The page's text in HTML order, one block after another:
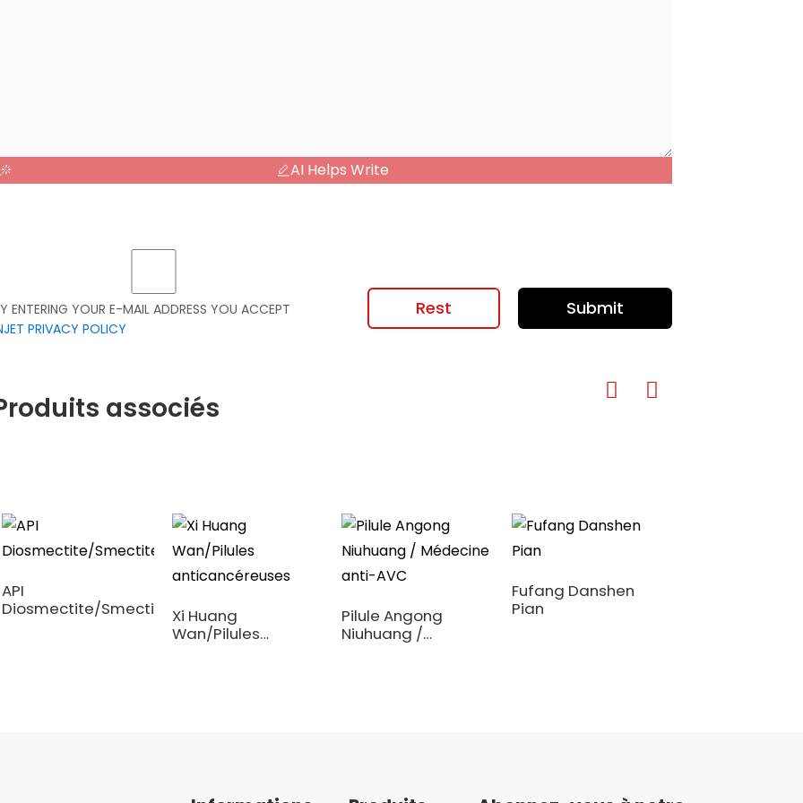
AI Helps Write
ENTERING YOUR E-MAIL ADDRESS YOU ACCEPT
PRIVACY POLICY
Rest Submit
associés
API
Diosmectite/Smectite/Bentonite/Montmorillonite
Xi Huang
Wan/Pilules
Pilule Angong
Niuhuang /
Fufang Danshen
Pian